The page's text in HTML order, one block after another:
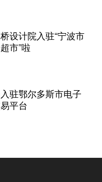
设计院入驻“宁波市
市”啦
驻鄂尔多斯市电子
平台